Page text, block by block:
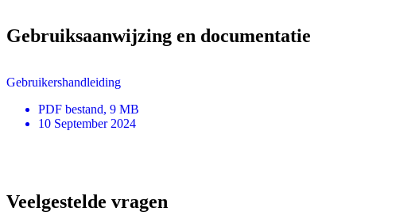
Gebruiksaanwijzing en documentatie
Gebruikershandleiding
PDF bestand, 9 MB
10 September 2024
Veelgestelde vragen